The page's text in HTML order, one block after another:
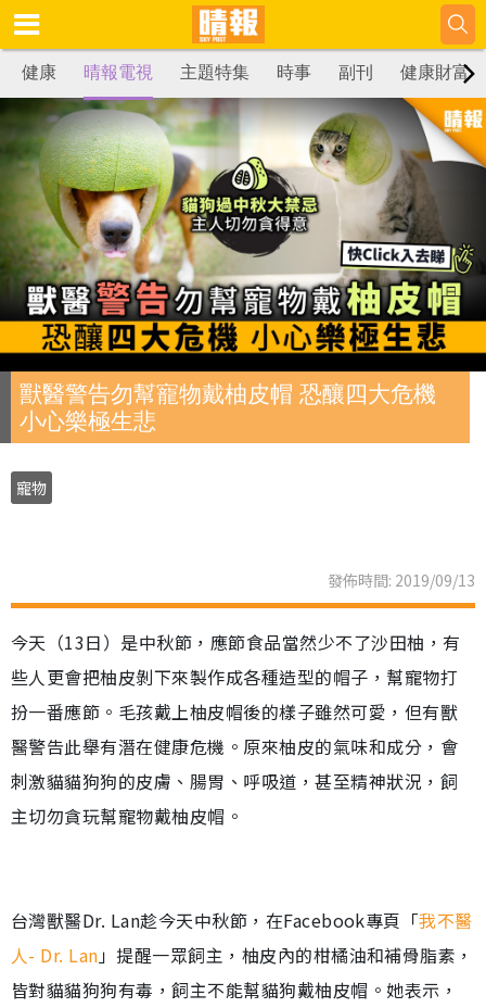
健康 晴報電視 主題特集 時事 副刊 健康財富
獸醫警告勿幫寵物戴柚皮帽 恐釀四大危機
小心樂極生悲
寵物
發佈時間: 2019/09/13
今天（13日）是中秋節，應節食品當然少不了沙田柚，有
些人更會把柚皮剝下來製作成各種造型的帽子，幫寵物打
扮一番應節。毛孩戴上柚皮帽後的樣子雖然可愛，但有獸
醫警告此舉有潛在健康危機。原來柚皮的氣味和成分，會
刺激貓貓狗狗的皮膚、腸胃、呼吸道，甚至精神狀況，飼
主切勿貪玩幫寵物戴柚皮帽。
台灣獸醫Dr. Lan趁今天中秋節，在Facebook專頁「我不醫
人- Dr. Lan」提醒一眾飼主，柚皮內的柑橘油和補骨脂素，
皆對貓貓狗狗有毒，飼主不能幫貓狗戴柚皮帽。她表示，